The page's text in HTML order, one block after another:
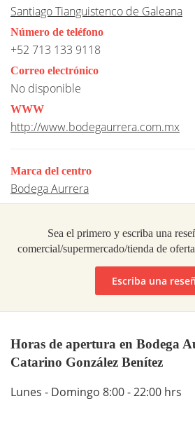
Santiago Tianguistenco de Galeana
Número de teléfono
+52 713 133 9118
Correo electrónico
No disponible
WWW
http://www.bodegaurrera.com.mx
Marca del centro
Bodega Aurrera
Sea el primero y escriba una
comercial/supermercado/tienda de
Escriba una
Horas de apertura en Bodega
Catarino González Benítez
Lunes - Domingo 8:00 - 22:00 hrs